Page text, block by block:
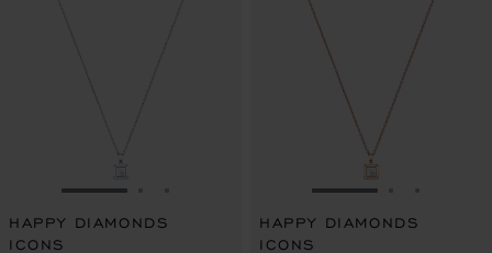
VAI ALLA SLIDE 1VAI ALLA SLIDE 3
HAPPY DIAMONDS
ICONS
VAI ALLA SLIDE 1
HAPPY DIAMONDS
ICONS